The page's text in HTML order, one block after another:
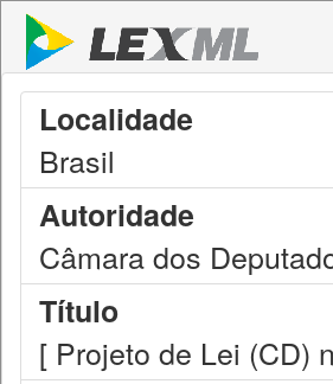
Localidade
Brasil
Autoridade
Câmara dos
Título
[ Projeto de Lei (CD)